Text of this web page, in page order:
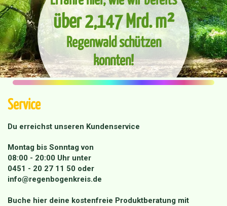
über 2,147 Mrd. m²
Regenwald schützen
konnten!
Service
Du erreichst unseren Kundenservice
Montag bis Sonntag von
08:00 - 20:00 Uhr unter
0451 - 20 27 11 50 oder
info@regenbogenkreis.de
Buche hier deine kostenfreie Produktberatung mit